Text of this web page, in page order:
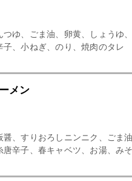
ゆ、ごま油、卵黄、しょうゆ
、小ねぎ、のり、焼肉のタレ
メン
、すりおろしニンニク、ごま
辛子、春キャベツ、お湯、みそ